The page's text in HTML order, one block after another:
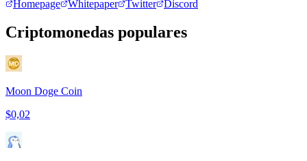
Homepage
Whitepaper Twitter Discord
Criptomonedas populares
Moon Doge Coin
$0,02